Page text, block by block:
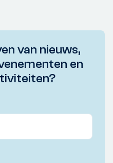
van nieuws,
en